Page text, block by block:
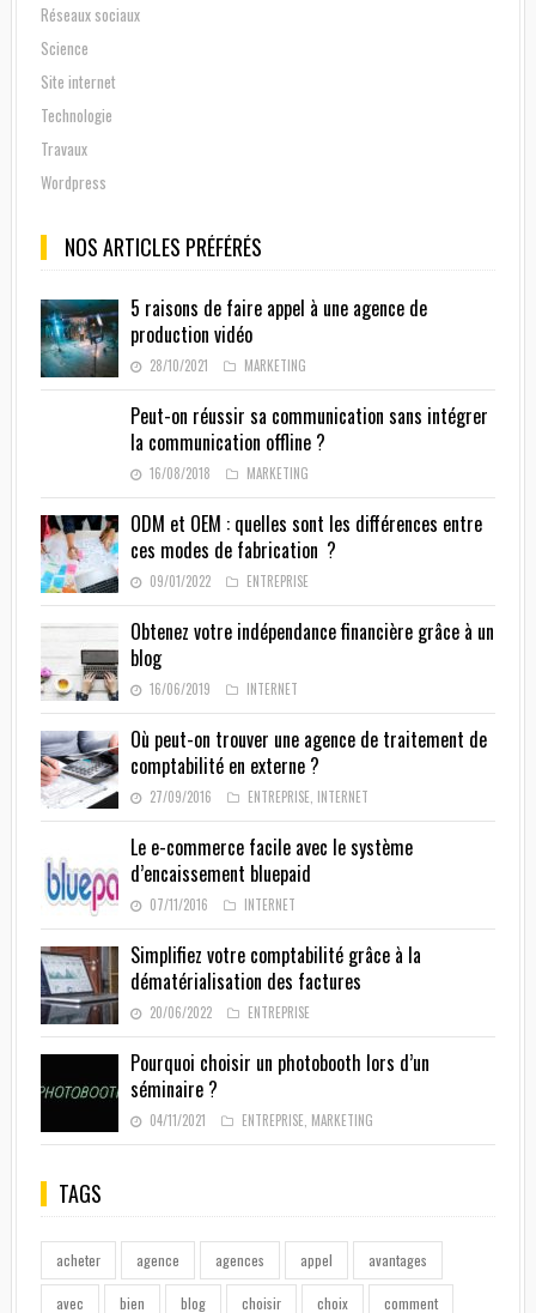
Réseaux sociaux
Science
Site internet
Technologie
Travaux
Wordpress
NOS ARTICLES PRÉFÉRÉS
5 raisons de faire appel à une agence de
production vidéo
28/10/2021 MARKETING
Peut-on réussir sa communication sans intégrer
la communication offline ?
16/08/2018 MARKETING
ODM et OEM : quelles sont les différences entre
ces modes de fabrication ?
09/01/2022 ENTREPRISE
Obtenez votre indépendance financière grâce à un
blog
16/06/2019 INTERNET
Où peut-on trouver une agence de traitement de
comptabilité en externe ?
27/09/2016 ENTREPRISE INTERNET
Le e-commerce facile avec le système
d’encaissement bluepaid
07/11/2016 INTERNET
Simplifiez votre comptabilité grâce à la
dématérialisation des factures
20/06/2022 ENTREPRISE
Pourquoi choisir un photobooth lors d’un
séminaire ?
04/11/2021 ENTREPRISE MARKETING
TAGS
acheter agence agences appel avantages
avec bien blog choisir choix comment